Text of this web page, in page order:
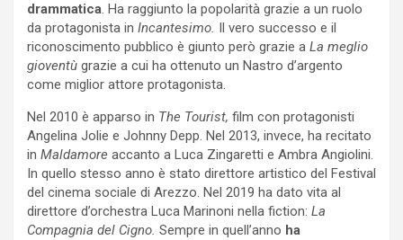
drammatica. Ha raggiunto la popolarità grazie a un ruolo
da protagonista in Incantesimo.
Il vero successo e il
riconoscimento pubblico è giunto però grazie a La meglio
gioventù grazie a cui ha ottenuto un Nastro d’argento
come miglior attore protagonista.
Nel 2010 è apparso in The Tourist, film con protagonisti
Angelina Jolie e Johnny Depp. Nel 2013, invece, ha recitato
in Maldamore accanto a Luca Zingaretti e Ambra Angiolini.
In quello stesso anno è stato direttore artistico del Festival
del cinema sociale di Arezzo. Nel 2019 ha dato vita al
direttore d’orchestra Luca Marinoni nella fiction: La
Compagnia del Cigno. Sempre in quell’anno ha